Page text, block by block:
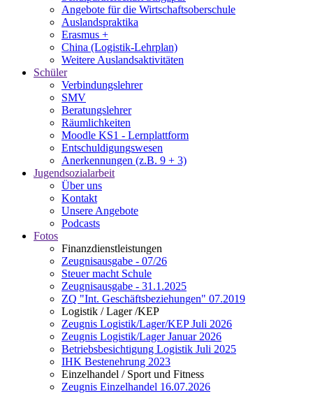
Angebote für die Wirtschaftsoberschule
Auslandspraktika
Erasmus +
China (Logistik-Lehrplan)
Weitere Auslandsaktivitäten
Schüler
Verbindungslehrer
SMV
Beratungslehrer
Räumlichkeiten
Moodle KS1 - Lernplattform
Entschuldigungswesen
Anerkennungen (z.B. 9 + 3)
Jugendsozialarbeit
Über uns
Kontakt
Unsere Angebote
Podcasts
Fotos
Finanzdienstleistungen
Zeugnisausgabe - 07/26
Steuer macht Schule
Zeugnisausgabe - 31.1.2025
ZQ "Int. Geschäftsbeziehungen" 07.2019
Logistik / Lager /KEP
Zeugnis Logistik/Lager/KEP Juli 2026
Zeugnis Logistik/Lager Januar 2026
Betriebsbesichtigung Logistik Juli 2025
IHK Bestenehrung 2023
Einzelhandel / Sport und Fitness
Zeugnis Einzelhandel 16.07.2026